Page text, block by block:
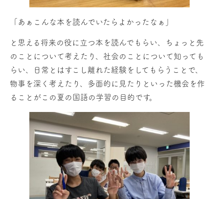
「あぁこんな本を読んでいたらよかったなぁ」
と思える将来の役に立つ本を読んでもらい、ちょっと先
のことについて考えたり、社会のことについて知っても
らい、日常とはすこし離れた経験をしてもらうことで、
物事を深く考えたり、多面的に見たりといった機会を作
ることがこの夏の国語の学習の目的です。